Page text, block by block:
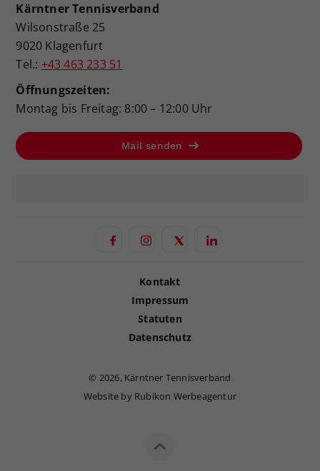
Kärntner Tennisverband
Wilsonstraße 25
9020 Klagenfurt
Tel.: +43 463 233 51
Öffnungszeiten:
Montag bis Freitag: 8:00 – 12:00 Uhr
Mail senden
Kontakt
Impressum
Statuten
Datenschutz
© 2026, Kärntner Tennisverband
Website by Rubikon Werbeagentur